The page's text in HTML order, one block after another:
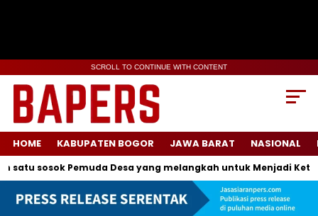
SCROLL TO CONTINUE WITH CONTENT
HOME KABUPATEN BOGOR JAWA BARAT NASIONAL
sosok Pemuda Desa yang melangkah untuk Menjadi Ketua